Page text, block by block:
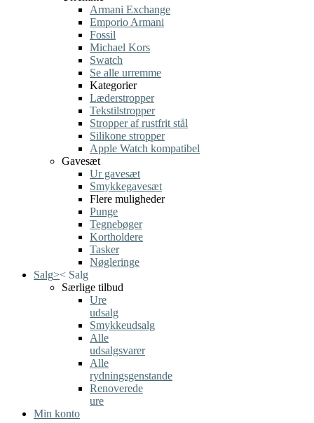
Armani Exchange
Emporio Armani
Fossil
Michael Kors
Swatch
Se alle urremme
Kategorier
Læderstropper
Tekstilstropper
Stropper af rustfrit stål
Silikone stropper
Apple Watch kompatibel
Gavesæt
Ur gavesæt
Smykkegavesæt
Flere muligheder
Punge
Tegnebøger
Kortholdere
Tasker
Nøgleringe
Salg>< Salg
Særlige tilbud
Ure
udsalg
Smykkeudsalg
Alle
udsalgsvarer
Alle
rydningsgenstande
Renoverede
ure
Min konto